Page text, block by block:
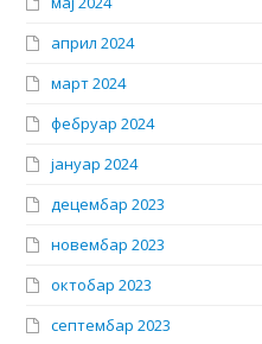
април 2024
март 2024
фебруар 2024
јануар 2024
децембар 2023
новембар 2023
октобар 2023
септембар 2023